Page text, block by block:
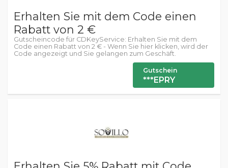
Erhalten Sie mit dem Code einen
Rabatt von 2 €
Gutscheincode für CDKeyService: Erhalten Sie mit dem
Code einen Rabatt von 2 € - Wenn Sie hier klicken, wird der
Code angezeigt und Sie gelangen zum Geschäft.
Gutschein
***EPRY